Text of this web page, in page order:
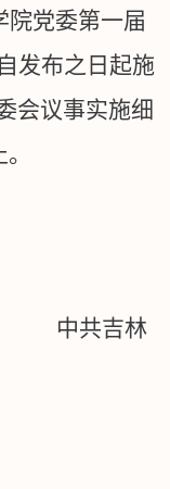
院党委第一届
发布之日起施
会议事实施细
共吉林